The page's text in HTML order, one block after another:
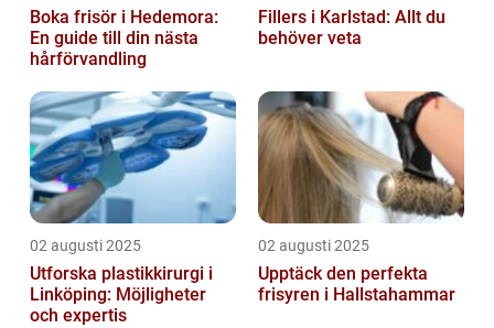
Boka frisör i Hedemora:
En guide till din nästa
hårförvandling
Fillers i Karlstad: Allt du
behöver veta
02 augusti 2025
Utforska plastikkirurgi i
Linköping: Möjligheter
och expertis
02 augusti 2025
Upptäck den perfekta
frisyren i Hallstahammar